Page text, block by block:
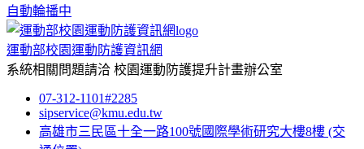
自動輪播中
運動部校園運動防護資訊網
系統相關問題請洽 校園運動防護提升計畫辦公室
07-312-1101#2285
sipservice@kmu.edu.tw
高雄市三民區十全一路100號國際學術研究大樓8樓 (交